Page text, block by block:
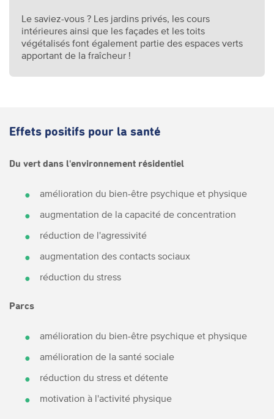
Le saviez-vous ? Les jardins privés, les cours
intérieures ainsi que les façades et les toits
végétalisés font également partie des espaces verts
apportant de la fraîcheur !
Effets positifs pour la santé
Du vert dans l'environnement résidentiel
amélioration du bien-être psychique et physique
augmentation de la capacité de concentration
réduction de l'agressivité
augmentation des contacts sociaux
réduction du stress
Parcs
amélioration du bien-être psychique et physique
amélioration de la santé sociale
réduction du stress et détente
motivation à l'activité physique